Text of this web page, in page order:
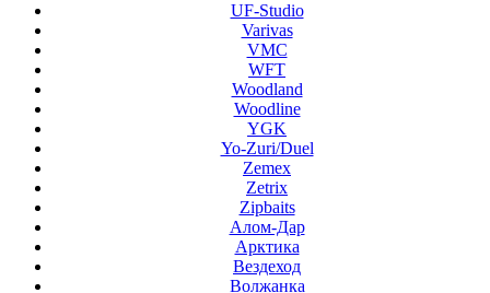
UF-Studio
Varivas
VMC
WFT
Woodland
Woodline
YGK
Yo-Zuri/Duel
Zemex
Zetrix
Zipbaits
Алом-Дар
Арктика
Вездеход
Волжанка